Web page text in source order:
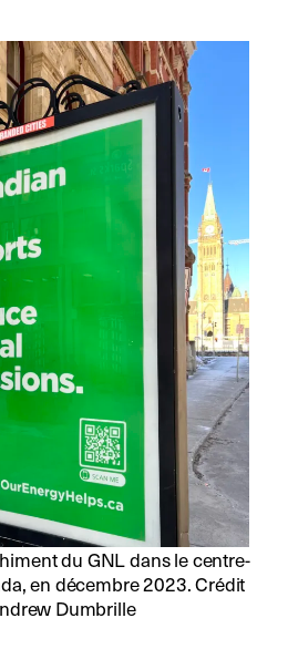
du GNL dans le centre-
en décembre 2023. Crédit
Dumbrille